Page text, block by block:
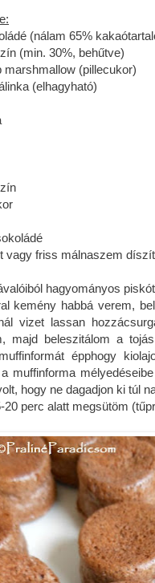
(nálam 65%
(min. 30%, behűtve)
marshmallow (pillecukor)
(elhagyható)
vagy friss málnaszem
hagyományos
kemény habbá verem,
vizet lassan
majd beleszitálom a
épphogy
muffinforma
hogy ne dagadjon ki túl
20 perc alatt megsütöm